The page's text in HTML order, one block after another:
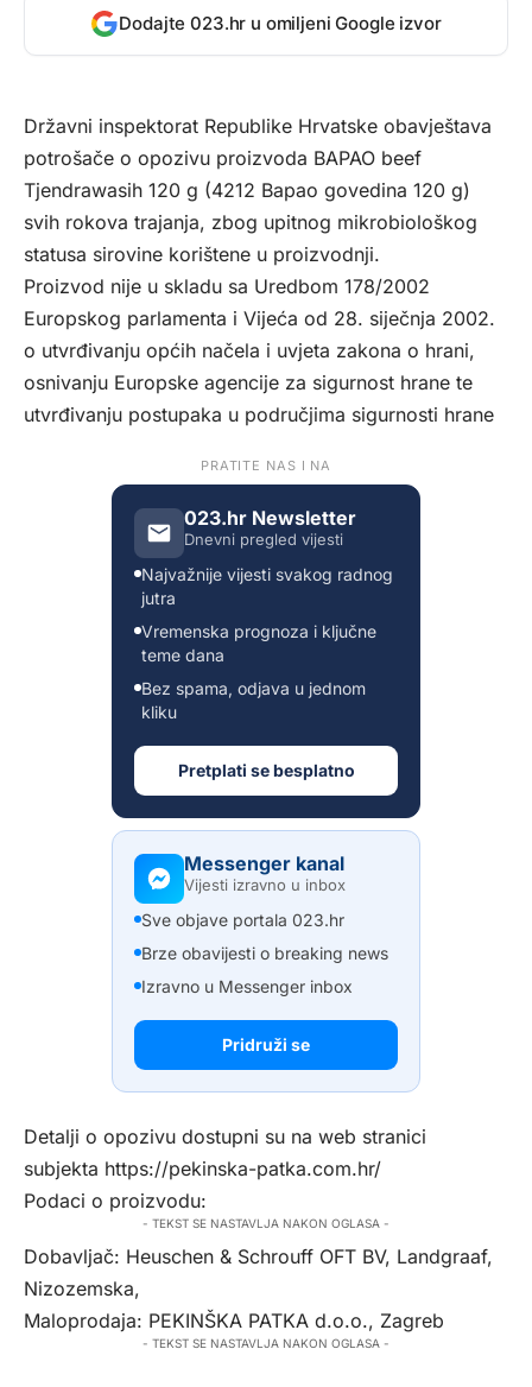
Dodajte 023.hr u omiljeni Google izvor
Državni inspektorat Republike Hrvatske obavještava
potrošače o opozivu proizvoda BAPAO beef
Tjendrawasih 120 g (4212 Bapao govedina 120 g)
svih rokova trajanja, zbog upitnog mikrobiološkog
statusa sirovine korištene u proizvodnji.
Proizvod nije u skladu sa Uredbom 178/2002
Europskog parlamenta i Vijeća od 28. siječnja 2002.
o utvrđivanju općih načela i uvjeta zakona o hrani,
osnivanju Europske agencije za sigurnost hrane te
utvrđivanju postupaka u područjima sigurnosti hrane
PRATITE NAS I NA
023.hr Newsletter
Dnevni pregled vijesti
Najvažnije vijesti svakog radnog
jutra
Vremenska prognoza i ključne
teme dana
Bez spama, odjava u jednom
kliku
Pretplati se besplatno
Messenger kanal
Vijesti izravno u inbox
Sve objave portala 023.hr
Brze obavijesti o breaking news
Izravno u Messenger inbox
Pridruži se
Detalji o opozivu dostupni su na web stranici
subjekta https://pekinska-patka.com.hr/
Podaci o proizvodu:
- TEKST SE NASTAVLJA NAKON OGLASA -
Dobavljač: Heuschen & Schrouff OFT BV, Landgraaf,
Nizozemska,
Maloprodaja: PEKINŠKA PATKA d.o.o., Zagreb
- TEKST SE NASTAVLJA NAKON OGLASA -